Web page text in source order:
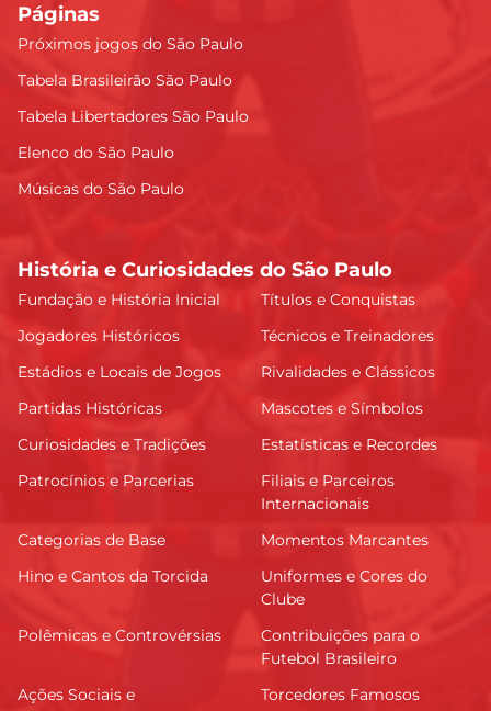
Páginas
Próximos jogos do São Paulo
Tabela Brasileirão São Paulo
Tabela Libertadores São Paulo
Elenco do São Paulo
Músicas do São Paulo
História e Curiosidades do São Paulo
Fundação e História Inicial
Títulos e Conquistas
Jogadores Históricos
Técnicos e Treinadores
Estádios e Locais de Jogos
Rivalidades e Clássicos
Partidas Históricas
Mascotes e Símbolos
Curiosidades e Tradições
Estatísticas e Recordes
Patrocínios e Parcerias
Filiais e Parceiros
Internacionais
Categorias de Base
Momentos Marcantes
Hino e Cantos da Torcida
Uniformes e Cores do
Clube
Polêmicas e Controvérsias
Contribuições para o
Futebol Brasileiro
Ações Sociais e
Torcedores Famosos